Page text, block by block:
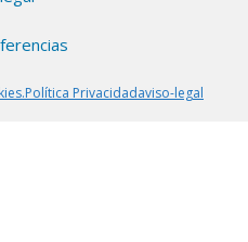
Política Privacidadaviso-legal